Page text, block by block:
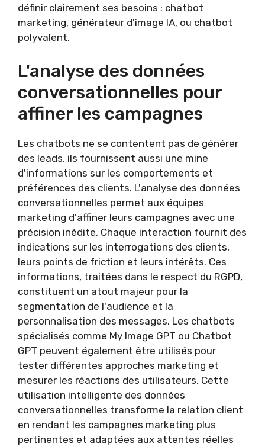
définir clairement ses besoins : chatbot
marketing, générateur d'image IA, ou chatbot
polyvalent.
L'analyse des données
conversationnelles pour
affiner les campagnes
Les chatbots ne se contentent pas de générer
des leads, ils fournissent aussi une mine
d'informations sur les comportements et
préférences des clients. L'analyse des données
conversationnelles permet aux équipes
marketing d'affiner leurs campagnes avec une
précision inédite. Chaque interaction fournit des
indications sur les interrogations des clients,
leurs points de friction et leurs intérêts. Ces
informations, traitées dans le respect du RGPD,
constituent un atout majeur pour la
segmentation de l'audience et la
personnalisation des messages. Les chatbots
spécialisés comme My Image GPT ou Chatbot
GPT peuvent également être utilisés pour
tester différentes approches marketing et
mesurer les réactions des utilisateurs. Cette
utilisation intelligente des données
conversationnelles transforme la relation client
en rendant les campagnes marketing plus
pertinentes et adaptées aux attentes réelles